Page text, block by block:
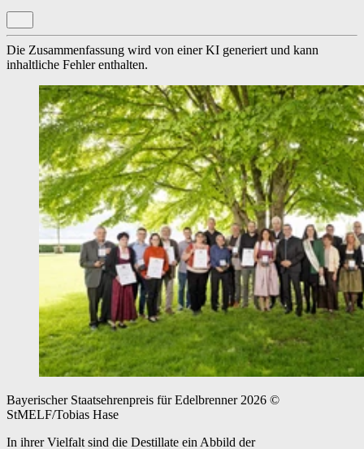
Die Zusammenfassung wird von einer KI generiert und kann
inhaltliche Fehler enthalten.
Bayerischer Staatsehrenpreis für Edelbrenner 2026 ©
StMELF/Tobias Hase
In ihrer Vielfalt sind die Destillate ein Abbild der